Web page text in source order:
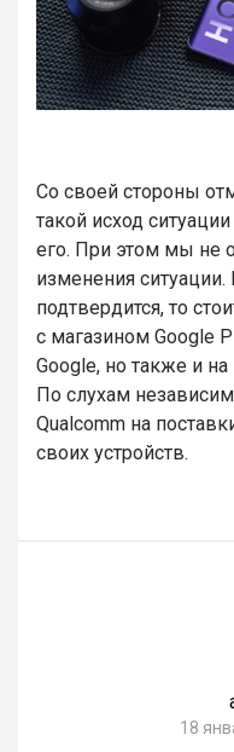
Со своей стороны
такой исход
его. При этом мы не
изменения
подтвердится, то
с магазином Google
Google, но также и
По слухам
Qualcomm на
своих устройств.
18